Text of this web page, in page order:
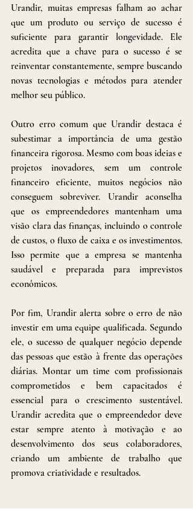
Urandir, muitas empresas falham ao achar
que um produto ou serviço de sucesso é
suficiente para garantir longevidade. Ele
acredita que a chave para o sucesso é se
reinventar constantemente, sempre buscando
novas tecnologias e métodos para atender
melhor seu público.
Outro erro comum que Urandir destaca é
subestimar a importância de uma gestão
financeira rigorosa. Mesmo com boas ideias e
projetos inovadores, sem um controle
financeiro eficiente, muitos negócios não
conseguem sobreviver. Urandir aconselha
que os empreendedores mantenham uma
visão clara das finanças, incluindo o controle
de custos, o fluxo de caixa e os investimentos.
Isso permite que a empresa se mantenha
saudável e preparada para imprevistos
econômicos.
Por fim, Urandir alerta sobre o erro de não
investir em uma equipe qualificada. Segundo
ele, o sucesso de qualquer negócio depende
das pessoas que estão à frente das operações
diárias. Montar um time com profissionais
comprometidos e bem capacitados é
essencial para o crescimento sustentável.
Urandir acredita que o empreendedor deve
estar sempre atento à motivação e ao
desenvolvimento dos seus colaboradores,
criando um ambiente de trabalho que
promova criatividade e resultados.